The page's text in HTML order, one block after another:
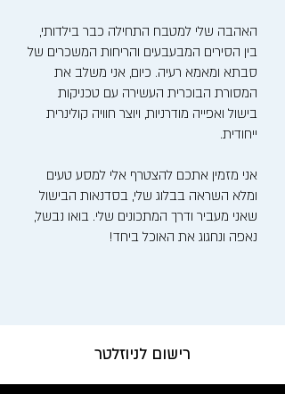
האהבה שלי למטבח התחילה כבר בילדותי,
בין הסירים המבעבעים והריחות המשכרים של
סבתא ומאמא רעיה. כיום, אני משלב את
המסורת הבוכרית העשירה עם טכניקות
בישול ואפייה מודרניות, ויוצר חוויה קולינרית
ייחודית.
אני מזמין אתכם להצטרף אלי למסע טעים
ומלא השראה בבלוג שלי, בסדנאות הבישול
שאני מעביר ודרך המתכונים שלי. בואו נבשל,
נאפה ונחגוג את האוכל ביחד!
רישום לניוזלטר